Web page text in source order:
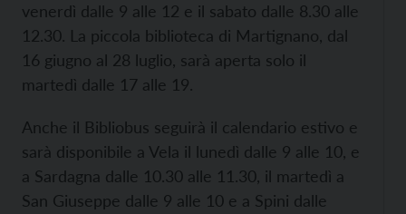
venerdì dalle 9 alle 12 e il sabato dalle 8.30 alle
12.30. La piccola biblioteca di Martignano, dal
16 giugno al 28 luglio, sarà aperta solo il
martedì dalle 17 alle 19.
Anche il Bibliobus seguirà il calendario estivo e
sarà disponibile a Vela il lunedì dalle 9 alle 10, e
a Sardagna dalle 10.30 alle 11.30, il martedì a
San Giuseppe dalle 9 alle 10 e a Spini dalle